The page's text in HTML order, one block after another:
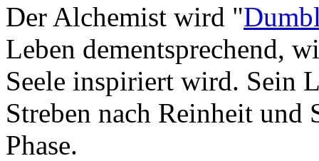
Der Alchemist wird "
Leben dementsprechend,
Seele inspiriert wird. Sein
Streben nach Reinheit
Phase.